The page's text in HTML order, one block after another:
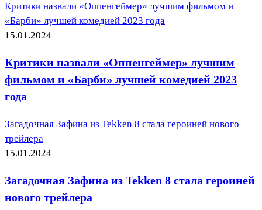
Критики назвали «Оппенгеймер» лучшим фильмом и
«Барби» лучшей комедией 2023 года
15.01.2024
Критики назвали «Оппенгеймер» лучшим
фильмом и «Барби» лучшей комедией 2023
года
Загадочная Зафина из Tekken 8 стала героиней нового
трейлера
15.01.2024
Загадочная Зафина из Tekken 8 стала героиней
нового трейлера